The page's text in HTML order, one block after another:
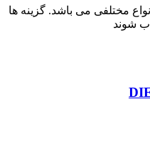
مختلفی می باشد. گزینه ها
شوند